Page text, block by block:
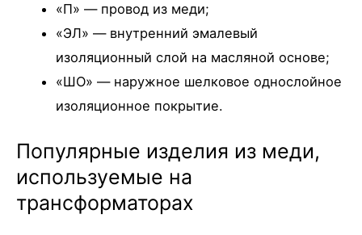
«П» — провод из меди;
«ЭЛ» — внутренний эмалевый
изоляционный слой на масляной основе;
«ШО» — наружное шелковое однослойное
изоляционное покрытие.
Популярные изделия из меди,
используемые на
трансформаторах